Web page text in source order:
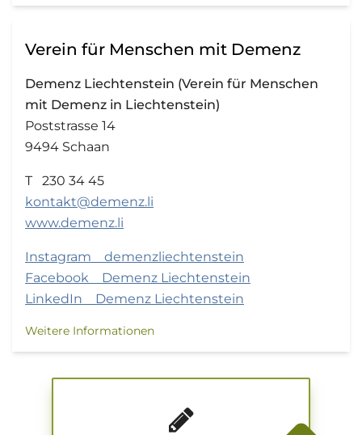
Verein für Menschen mit Demenz
Demenz Liechtenstein (Verein für Menschen
mit Demenz in Liechtenstein)
Poststrasse 14
9494 Schaan
T 230 34 45
kontakt@demenz.li
www.demenz.li
Instagram demenzliechtenstein
Facebook Demenz Liechtenstein
LinkedIn Demenz Liechtenstein
Weitere Informationen